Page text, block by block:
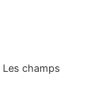
Les champs